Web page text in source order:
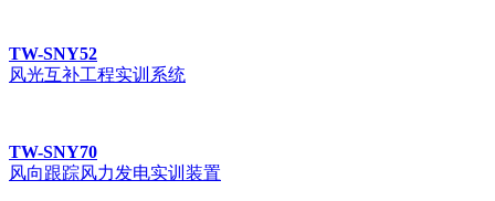
TW-SNY52
风光互补工程实训系统
TW-SNY70
风向跟踪风力发电实训装置